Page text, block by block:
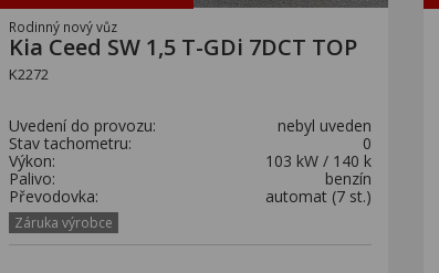
Rodinný nový vůz
Kia Ceed SW 1,5 T-GDi 7DCT TOP
K2272
Uvedení do provozu:
nebyl uveden
Stav tachometru:
0
Výkon:
103 kW / 140 k
Palivo:
benzín
Převodovka:
automat (7 st.)
Záruka výrobce